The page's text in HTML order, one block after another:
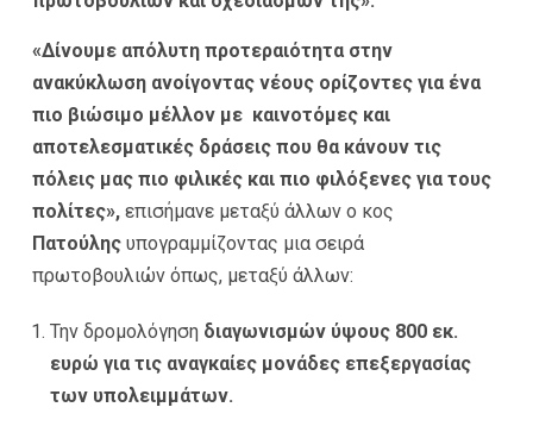
«Δίνουμε απόλυτη προτεραιότητα στην
ανακύκλωση ανοίγοντας νέους ορίζοντες για ένα
πιο βιώσιμο μέλλον με καινοτόμες και
αποτελεσματικές δράσεις που θα κάνουν τις
πόλεις μας πιο φιλικές και πιο φιλόξενες για τους
πολίτες», επισήμανε μεταξύ άλλων ο κος
Πατούλης υπογραμμίζοντας μια σειρά
πρωτοβουλιών όπως, μεταξύ άλλων:
Την δρομολόγηση διαγωνισμών ύψους 800 εκ.
ευρώ για τις αναγκαίες μονάδες επεξεργασίας
των υπολειμμάτων.